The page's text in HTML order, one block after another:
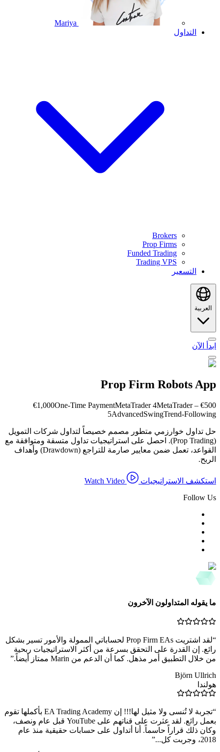
التداول
Brokers
Prop Firms
Funded Trading
Trading VPS
التسعير
العربية
ابدأ الآن
Prop Firm Robots App
€500 – €1,000
One-Time PaymentMetaTrader 4MetaTrader
5AdvancedSwingTrend-Following
حل تداول خوارزمي متطور مصمم خصيصاً لتداول شركات التمويل
(Prop Trading). احصل على استراتيجيات تداول متسقة ومتوافقة مع
القواعد، تعمل ضمن معايير صارمة للتراجع (Drawdown) وأهداف
الربح.
استكشف الاستراتيجيات
Watch Video
Follow Us
ما يقوله المتداولون الآخرون
“
لقد اشتريت Prop Firm EAs لحساباتي الممولة والأمور تسير بشكل
رائع. إن القدرة على التحقق بسرعة من أكثر الاستراتيجيات ربحية
من خلال التطبيق أمر مذهل. كما أن الدعم من Marin ممتاز أيضاً.
”
Björn Ullrich
هولندا
“
تجربة لا تُنسى ولا مثيل لها!!! إن EA Trading Academy بأكملها تقوم
بعمل رائع. لقد عثرت على قناتهم على YouTube قبل عام ونصف،
وكان ذلك قراراً حاسماً. أنا أتداول على حسابات حقيقية منذ عام
2018، وجربت كل...
”